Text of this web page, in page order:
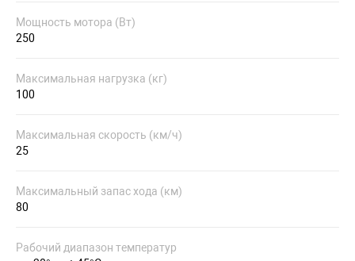
Мощность мотора (Вт)
250
Максимальная нагрузка (кг)
100
Максимальная скорость (км/ч)
25
Максимальный запас хода (км)
80
Рабочий диапазон температур